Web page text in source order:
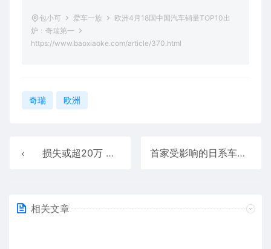
包小可 爱车一族
欧洲4月18国中国汽车销量TOP10出
炉：奇瑞第一
https://www.baoxiaoke.com/article/370.html
奇瑞 欧洲
损失或超20万 劳斯莱斯跑婚庆时与小货车碰撞：后者未买商业险 首家受影响的日系车！因中国稀土管制 铃木汽车停产雨燕车型
相关文章